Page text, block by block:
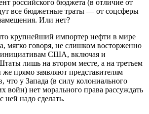
российского бюджета (в отличие от
все бюджетные траты — от соцсферы
Или нет?
крупнейший импортер нефти в мире
мягко говоря, не слишком восторженно
США, включая и
лишь на втором месте, а на третьем
прямо заявляют представителям
что у Запада (в силу колониального
войн) нет морального права рассуждать
ней надо сделать.